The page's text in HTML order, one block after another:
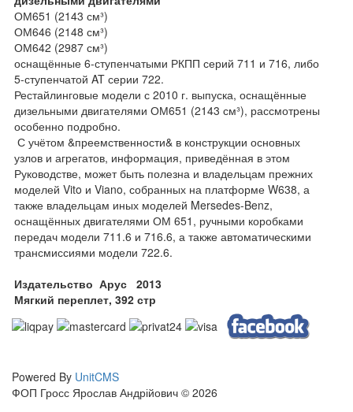
ОМ651 (2143 см³)
ОМ646 (2148 см³)
ОМ642 (2987 см³)
оснащённые 6-ступенчатыми РКПП серий 711 и 716, либо
5-ступенчатой AT серии 722.
Рестайлинговые модели с 2010 г. выпуска, оснащённые
дизельными двигателями ОМ651 (2143 см³), рассмотрены
особенно подробно.
С учётом &преемственности& в конструкции основных
узлов и агрегатов, информация, приведённая в этом
Руководстве, может быть полезна и владельцам прежних
моделей Vito и Viano, собранных на платформе W638, а
также владельцам иных моделей Mersedes-Benz,
оснащённых двигателями ОМ 651, ручными коробками
передач модели 711.6 и 716.6, а также автоматическими
трансмиссиями модели 722.6.
Издательство Арус2013
Мягкий переплет, 392стр
Powered By UnitCMS
ФОП Гросс Ярослав Андрійович © 2026